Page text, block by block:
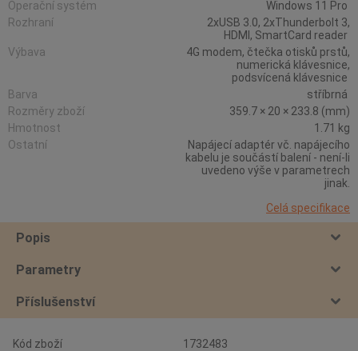
Operační systém
Windows 11 Pro
Rozhraní
2xUSB 3.0, 2xThunderbolt 3,
HDMI, SmartCard reader
Výbava
4G modem, čtečka otisků prstů,
numerická klávesnice,
podsvícená klávesnice
Barva
stříbrná
Rozměry zboží
359.7 × 20 × 233.8 (mm)
Hmotnost
1.71 kg
Ostatní
Napájecí adaptér vč. napájecího
kabelu je součástí balení - není-li
uvedeno výše v parametrech
jinak.
Celá specifikace
Popis
Parametry
Příslušenství
Kód zboží
1732483